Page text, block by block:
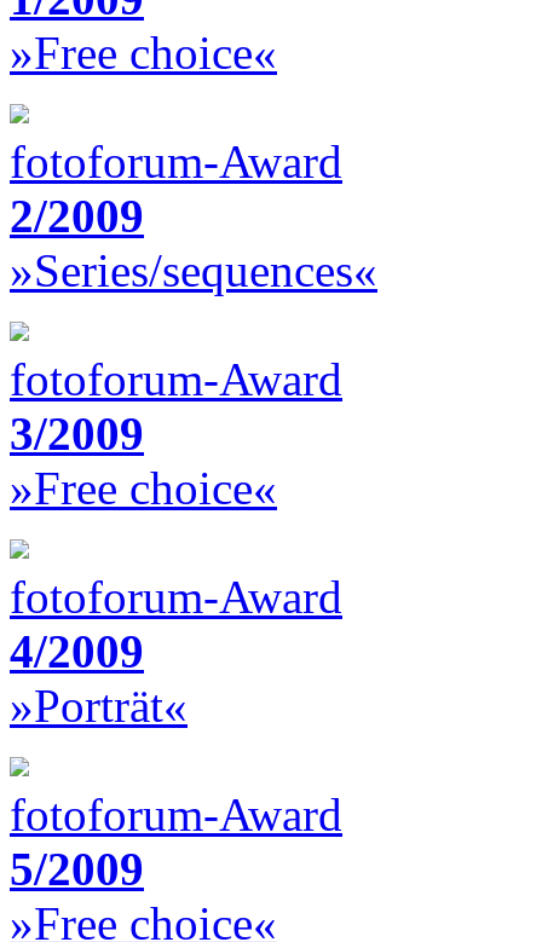
»Free choice«
fotoforum-Award
2/2009
»Series/sequences«
fotoforum-Award
3/2009
»Free choice«
fotoforum-Award
4/2009
»Porträt«
fotoforum-Award
5/2009
»Free choice«